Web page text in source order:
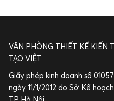
VĂN PHÒNG THIẾT KẾ KIẾN
TẠO VIỆT
Giấy phép kinh doanh số
ngày 11/1/2012 do Sở Kế